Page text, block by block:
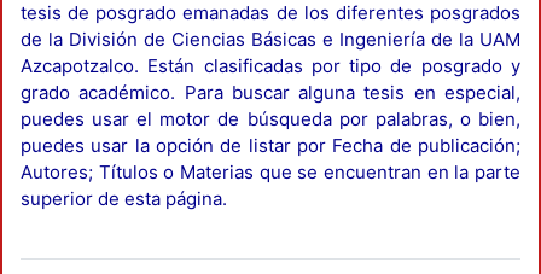
tesis de posgrado emanadas de los diferentes posgrados
de la División de Ciencias Básicas e Ingeniería de la UAM
Azcapotzalco. Están clasificadas por tipo de posgrado y
grado académico. Para buscar alguna tesis en especial,
puedes usar el motor de búsqueda por palabras, o bien,
puedes usar la opción de listar por Fecha de publicación;
Autores; Títulos o Materias que se encuentran en la parte
superior de esta página.